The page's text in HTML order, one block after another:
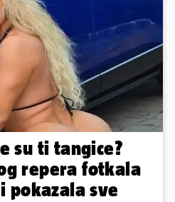
su ti tangice?
repera fotkala
pokazala sve